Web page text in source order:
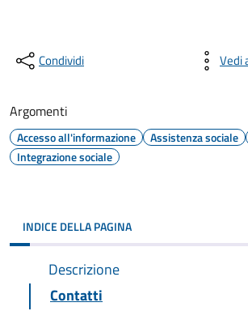
Condividi Vedi
Argomenti
Accesso all'informazione Assistenza sociale
Integrazione sociale
INDICE DELLA PAGINA
Descrizione
Contatti